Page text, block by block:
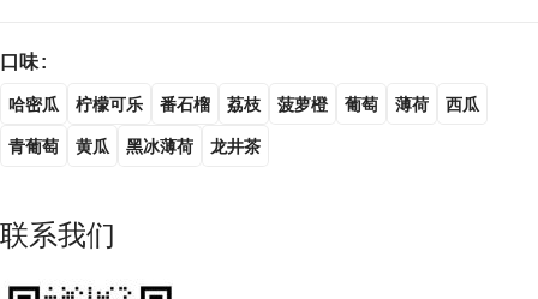
口味
哈密瓜 柠檬可乐 番石榴 荔枝 菠萝橙 葡萄 薄荷 西瓜
青葡萄 黄瓜 黑冰薄荷 龙井茶
联系我们